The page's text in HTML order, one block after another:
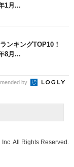
1月...
ンキングTOP10！
8月...
by
All Rights Reserved.